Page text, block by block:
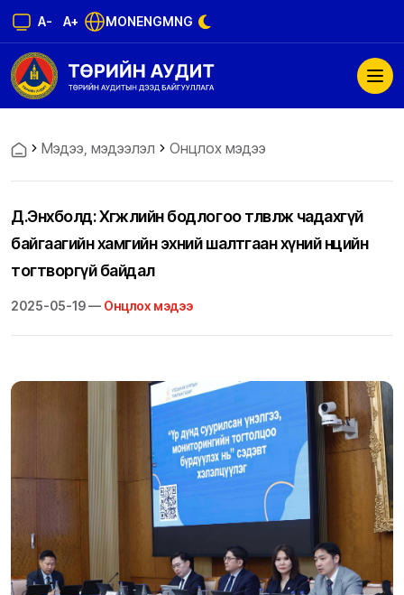
A- A+ MONENGMNG
Мэдээ, мэдээлэл Онцлох мэдээ
Д.Энхболд: Хөгжлийн бодлогоо төлөвлөж чадахгүй
байгаагийн хамгийн эхний шалтгаан хүний нөөцийн
тогтворгүй байдал
2025-05-19 — Онцлох мэдээ